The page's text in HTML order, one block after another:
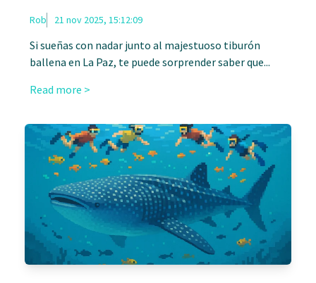
Rob 21 nov 2025, 15:12:09
Si sueñas con nadar junto al majestuoso tiburón
ballena en La Paz, te puede sorprender saber que...
Read more >